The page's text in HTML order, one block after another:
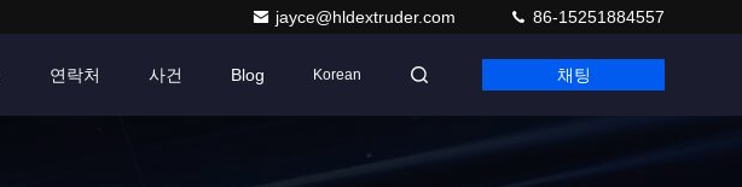
jayce@hldextruder.com 86-15251884557
연락처 사건 Blog Korean 채팅